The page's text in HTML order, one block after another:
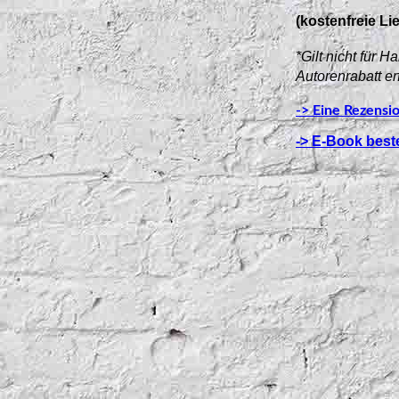
(kostenfreie
*Gilt nicht für
Autorenrabatt
-> Eine
-> E-Book